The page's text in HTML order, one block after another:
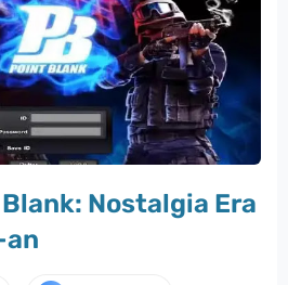
Nostalgia Era
an